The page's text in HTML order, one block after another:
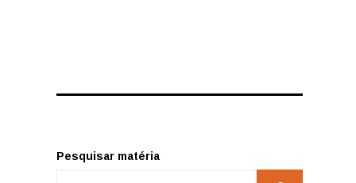
Pesquisar matéria